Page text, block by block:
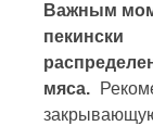
Важным
мяса.